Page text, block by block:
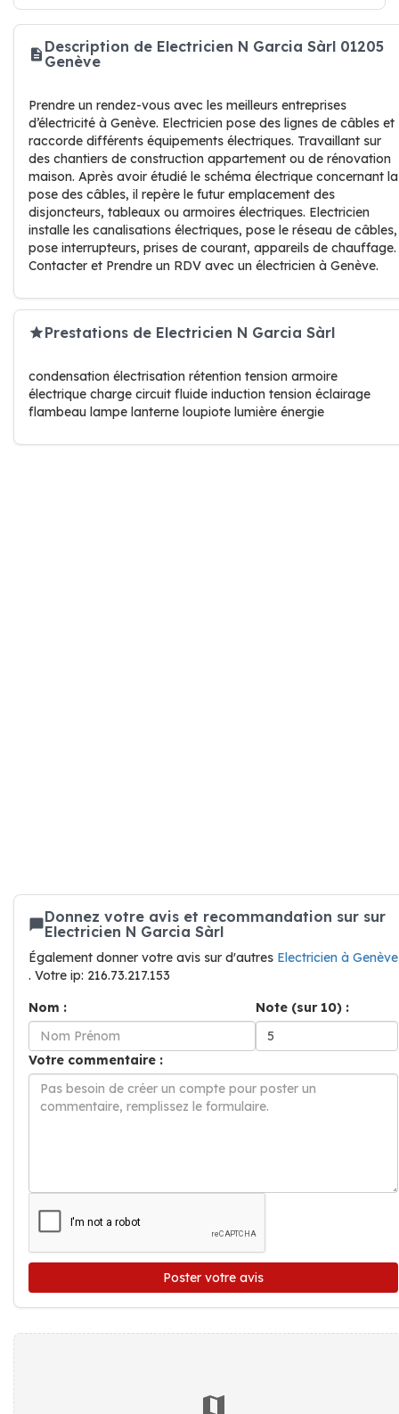
Description de Electricien N Garcia Sàrl 01205
Genève
Prendre un rendez-vous avec les meilleurs entreprises
d’électricité à Genève. Electricien pose des lignes de câbles et
raccorde différents équipements électriques. Travaillant sur
des chantiers de construction appartement ou de rénovation
maison. Après avoir étudié le schéma électrique concernant la
pose des câbles, il repère le futur emplacement des
disjoncteurs, tableaux ou armoires électriques. Electricien
installe les canalisations électriques, pose le réseau de câbles,
pose interrupteurs, prises de courant, appareils de chauffage.
Contacter et Prendre un RDV avec un électricien à Genève.
Prestations de Electricien N Garcia Sàrl
condensation électrisation rétention tension armoire
électrique charge circuit fluide induction tension éclairage
flambeau lampe lanterne loupiote lumière énergie
Donnez votre avis et recommandation sur sur
Electricien N Garcia Sàrl
Également donner votre avis sur d'autres Electricien à Genève
. Votre ip: 216.73.217.153
Nom :
Note (sur 10) :
Votre commentaire :
Poster votre avis